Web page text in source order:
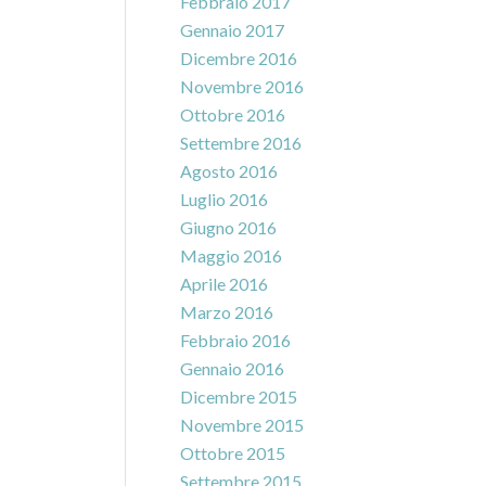
Gennaio 2017
Dicembre 2016
Novembre 2016
Ottobre 2016
Settembre 2016
Agosto 2016
Luglio 2016
Giugno 2016
Maggio 2016
Aprile 2016
Marzo 2016
Febbraio 2016
Gennaio 2016
Dicembre 2015
Novembre 2015
Ottobre 2015
Settembre 2015